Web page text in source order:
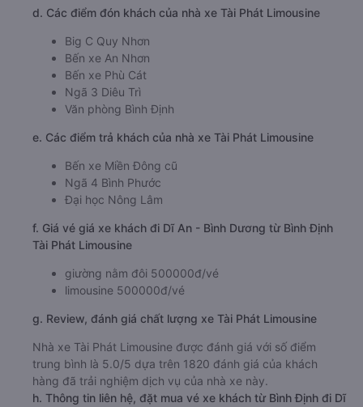
d. Các điểm đón khách của nhà xe Tài Phát Limousine
Big C Quy Nhơn
Bến xe An Nhơn
Bến xe Phù Cát
Ngã 3 Diêu Trì
Văn phòng Bình Định
e. Các điểm trả khách của nhà xe Tài Phát Limousine
Bến xe Miền Đông cũ
Ngã 4 Bình Phước
Đại học Nông Lâm
f. Giá vé giá xe khách đi Dĩ An - Bình Dương từ Bình Định
Tài Phát Limousine
giường nằm đôi 500000đ/vé
limousine 500000đ/vé
g. Review, đánh giá chất lượng xe Tài Phát Limousine
Nhà xe Tài Phát Limousine được đánh giá với số điểm
trung bình là 5.0/5 dựa trên 1820 đánh giá của khách
hàng đã trải nghiệm dịch vụ của nhà xe này.
h. Thông tin liên hệ, đặt mua vé xe khách từ Bình Định đi Dĩ